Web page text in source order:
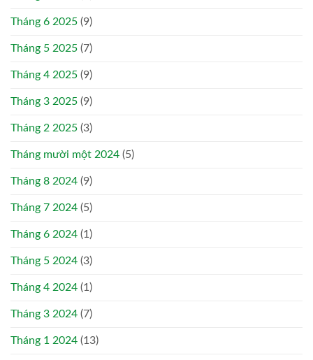
Tháng 6 2025 (9)
Tháng 5 2025 (7)
Tháng 4 2025 (9)
Tháng 3 2025 (9)
Tháng 2 2025 (3)
Tháng mười một 2024 (5)
Tháng 8 2024 (9)
Tháng 7 2024 (5)
Tháng 6 2024 (1)
Tháng 5 2024 (3)
Tháng 4 2024 (1)
Tháng 3 2024 (7)
Tháng 1 2024 (13)